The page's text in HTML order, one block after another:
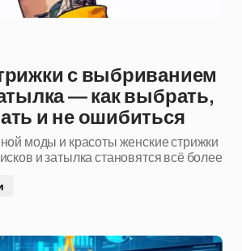
с выбриванием
— как выбрать,
и не ошибиться
моды и красоты женские стрижки
и затылка становятся всё более